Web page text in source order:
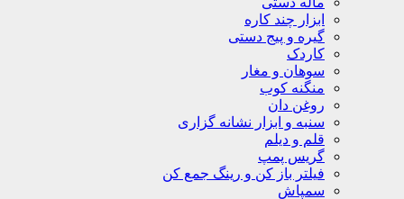
ابزار چند کاره
گیره و پیج دستی
کاردک
سوهان و مغار
منگنه کوب
روغن دان
سنبه و ابزار نشانه گزاری
قلم و دیلم
گریس پمپ
فیلتر باز کن و رینگ جمع کن
سمپاش